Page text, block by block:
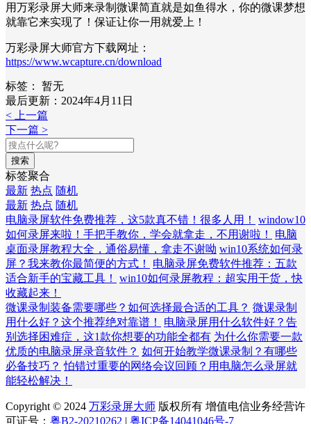
用万彩录屏大师来录制微课简直就是如鱼得水，你的微课梦想
就靠它来实现了！保证让你一用就爱上！
万彩录屏大师官方下载网址：
https://www.wcapture.cn/download
标签：
暂无
最后更新：2024年4月11日
< 上一篇
下一篇 >
搜索
标签聚合
最新 热点 随机
最新 热点 随机
电脑录屏软件免费推荐，这5款真不错！很多人用！
window10
如何录屏来啦！手把手教你，学会就拿走，不用谢啦！
电脑
桌面录屏教程大全，通俗易懂，拿走不谢呦 win10系统如何录
屏？我来教你最简便的方式！
电脑录屏免费软件推荐：五款
适合新手的宝藏工具！
win10如何录屏教程：超实用干货，快
收藏起来！
微课录制装备需要哪些？如何选择最合适的工具？ 微课录制
用什么好？这个推荐绝对靠谱！
电脑录屏用什么软件好？告
别选择困难症，这1款你想要的功能全都有 为什么你需要一款
优质的电脑录屏录音软件？ 如何开始教学微课录制？有哪些
必备技巧？ 怕错过重要的网络会议回顾？用电脑怎么录屏就
能轻松解决！
Copyright © 2024 万彩录屏大师 版权所有 增值电信业务经营许
可证号： 粤B2-20210262 | 粤ICP备14041046号-7